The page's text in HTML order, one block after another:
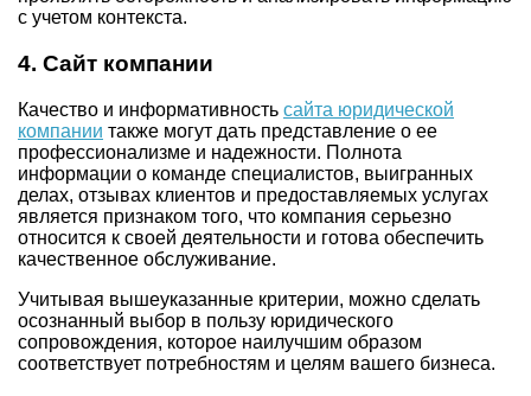
с учетом контекста.
4. Сайт компании
Качество и информативность сайта юридической
компании также могут дать представление о ее
профессионализме и надежности. Полнота
информации о команде специалистов, выигранных
делах, отзывах клиентов и предоставляемых услугах
является признаком того, что компания серьезно
относится к своей деятельности и готова обеспечить
качественное обслуживание.
Учитывая вышеуказанные критерии, можно сделать
осознанный выбор в пользу юридического
сопровождения, которое наилучшим образом
соответствует потребностям и целям вашего бизнеса.